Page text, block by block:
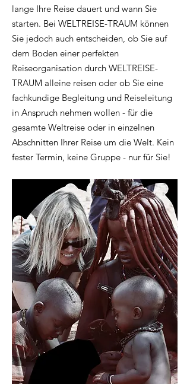
lange Ihre Reise dauert und wann Sie
starten. Bei WELTREISE-TRAUM können
Sie jedoch auch entscheiden, ob Sie auf
dem Boden einer perfekten
Reiseorganisation durch WELTREISE-
TRAUM alleine reisen oder ob Sie eine
fachkundige Begleitung und Reiseleitung
in Anspruch nehmen wollen - für die
gesamte Weltreise oder in einzelnen
Abschnitten Ihrer Reise um die Welt. Kein
fester Termin, keine Gruppe - nur für Sie!